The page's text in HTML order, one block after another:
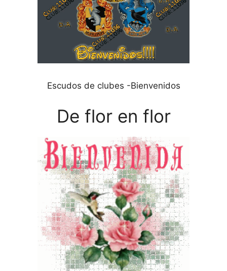
Escudos de clubes -Bienvenidos
De flor en flor